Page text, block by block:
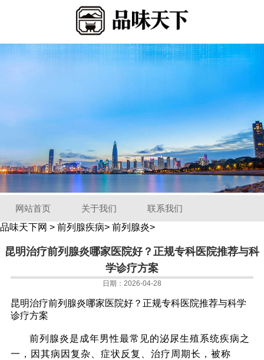
网站首页 关于我们
联系我们
品味天下网 > 前列腺疾病> 前列腺炎>
昆明治疗前列腺炎哪家医院好？正规专科医院推荐与科
学诊疗方案
日期：2026-04-28
昆明治疗前列腺炎哪家医院好？正规专科医院推荐与科学
诊疗方案
前列腺炎是成年男性最常见的泌尿生殖系统疾病之
一，因其病因复杂、症状反复、治疗周期长，被称